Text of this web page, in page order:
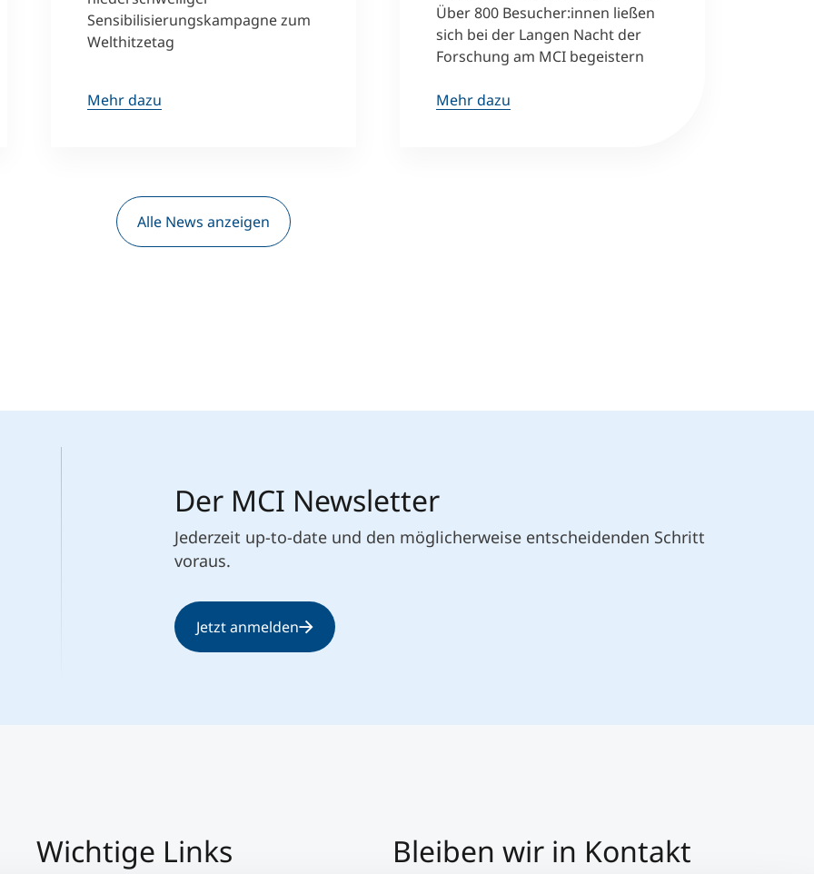
Sensibilisierungskampagne zum
Welthitzetag
Mehr dazu
Über 800 Besucher:innen ließen
sich bei der Langen Nacht der
Forschung am MCI begeistern
Mehr dazu
Alle News anzeigen
Der MCI Newsletter
Jederzeit up-to-date und den möglicherweise entscheidenden Schritt
voraus.
Jetzt anmelden
Wichtige Links Bleiben wir in Kontakt